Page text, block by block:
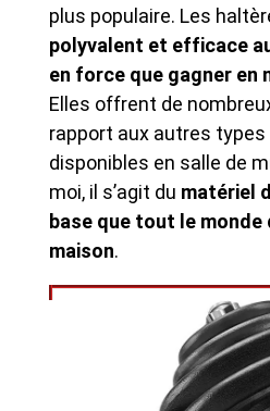
plus populaire. Les
polyvalent et efficace
en force que gagner en
Elles offrent de
rapport aux autres types
disponibles en salle de
moi, il s’agit du matériel
base que tout le monde
maison.